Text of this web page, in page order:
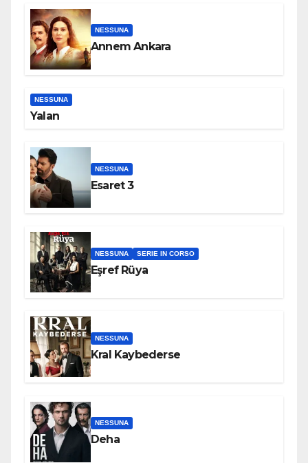
NESSUNA
Annem Ankara
NESSUNA
Yalan
NESSUNA
Esaret 3
NESSUNA SERIE IN CORSO
Eşref Rüya
NESSUNA
Kral Kaybederse
NESSUNA
Deha